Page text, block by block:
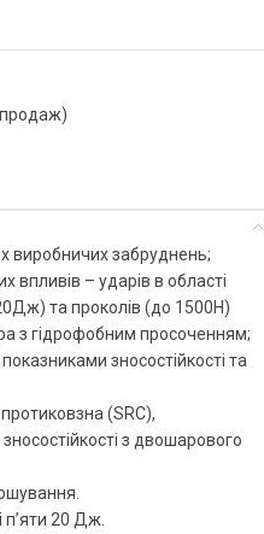
виробничих забруднень;
впливів – ударів в області
та проколів (до 1500H)
з гідрофобним просоченням;
зносостійкості та
(SRС),
з двошарового
п’яти 20 Дж.